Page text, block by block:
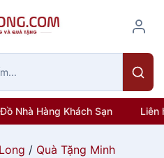
Đồ Nhà Hàng Khách Sạn Liên
/ Quà Tặng Minh